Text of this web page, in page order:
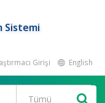
Sistemi
Girişi English